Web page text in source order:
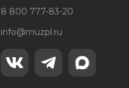
8 800 777-83-20
info@muzpl.ru